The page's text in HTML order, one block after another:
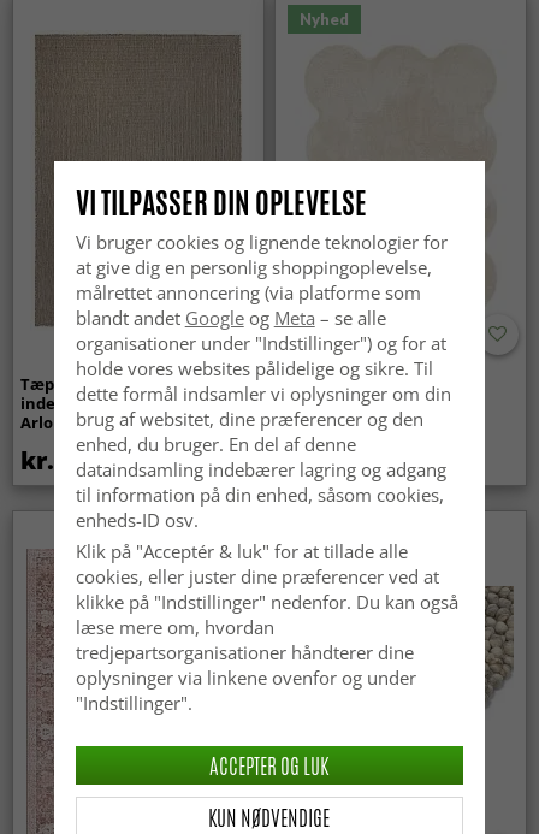
Tæpper til
indendørs/udendørs brug -
Arlo (beige)
kr.439
Nyhed
Bølget ryatæppe - Aranga
Super Soft Fur (beige)
kr.369
VI TILPASSER DIN OPLEVELSE
Vi bruger cookies og lignende teknologier for
at give dig en personlig shoppingoplevelse,
målrettet annoncering (via platforme som
blandt andet Googleog Meta – se alle
organisationer under "Indstillinger") og for at
holde vores websites pålidelige og sikre. Til
dette formål indsamler vi oplysninger om din
brug af websitet, dine præferencer og den
enhed, du bruger. En del af denne
dataindsamling indebærer lagring og adgang
til information på din enhed, såsom cookies,
enheds-ID osv.
Klik på "Acceptér & luk" for at tillade alle
cookies, eller juster dine præferencer ved at
klikke på "Indstillinger" nedenfor. Du kan også
læse mere om, hvordan
tredjepartsorganisationer håndterer dine
oplysninger via linkene ovenfor og under
"Indstillinger".
KUN NØDVENDIGE
ACCEPTER OG LUK